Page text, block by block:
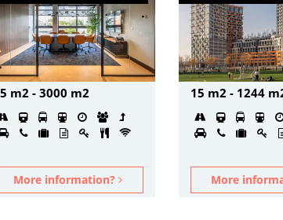
m2 - 3000 m2
More information?
15 m2 - 1244
More